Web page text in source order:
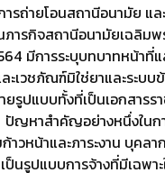
รถ่ายโอนสถานีอนามัย แ
รกิจสถานีอนามัยเฉลิม
มีการระบุบทบาทหน้าที่
ะเวชภัณฑ์มิใช่ยาและระ
แบบทั้งที่เป็นเอกสาร
ปัญหาสำคัญอย่างหนึ่งใ
วหน้าและภาระงาน บุค
ปแบบการจ้างที่มีเฉพาะ